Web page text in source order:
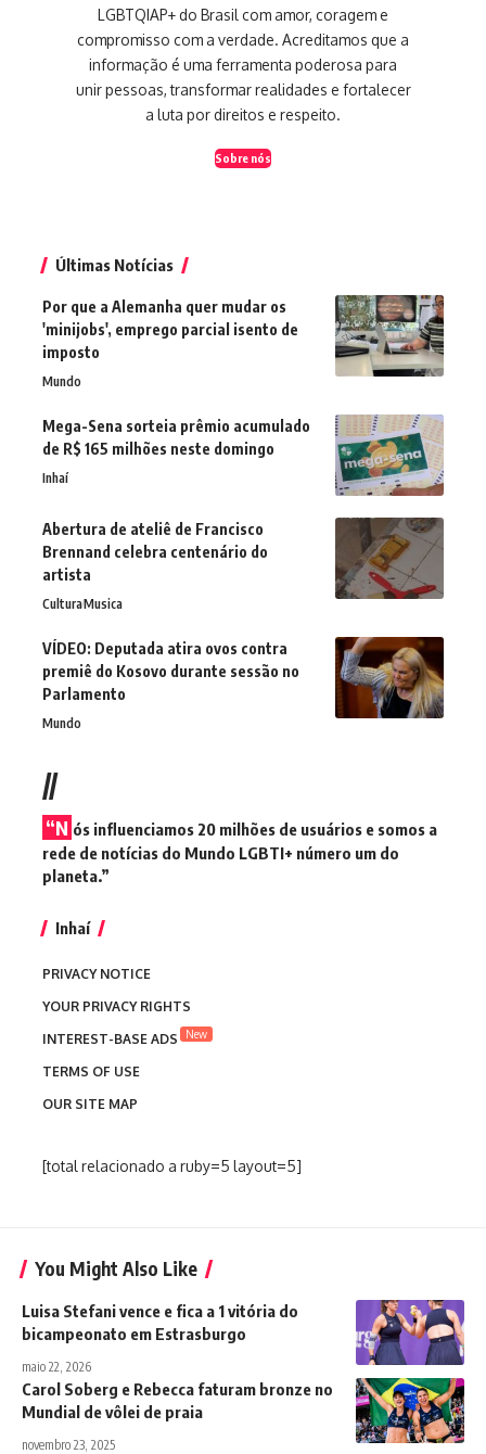
LGBTQIAP+ do Brasil com amor, coragem e
compromisso com a verdade. Acreditamos que a
informação é uma ferramenta poderosa para
unir pessoas, transformar realidades e fortalecer
a luta por direitos e respeito.
Sobre nós
Últimas Notícias
Por que a Alemanha quer mudar os
'minijobs', emprego parcial isento de
imposto
Mundo
Mega-Sena sorteia prêmio acumulado
de R$ 165 milhões neste domingo
Inhaí
Abertura de ateliê de Francisco
Brennand celebra centenário do
artista
CulturaMusica
VÍDEO: Deputada atira ovos contra
premiê do Kosovo durante sessão no
Parlamento
Mundo
//
“N ós influenciamos 20 milhões de usuários e somos a
rede de notícias do Mundo LGBTI+ número um do
planeta.”
Inhaí
PRIVACY NOTICE
YOUR PRIVACY RIGHTS
INTEREST-BASE ADS
New
TERMS OF USE
OUR SITE MAP
[total relacionado a ruby=5 layout=5]
You Might Also Like
Luisa Stefani vence e fica a 1 vitória do
bicampeonato em Estrasburgo
maio 22, 2026
Carol Soberg e Rebecca faturam bronze no
Mundial de vôlei de praia
novembro 23, 2025